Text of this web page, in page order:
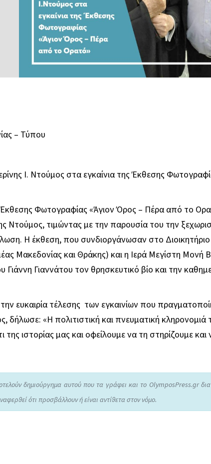
– Τύπου
Ι. Ντούμος στα εγκαίνια της Έκθεσης
Έκθεσης Φωτογραφίας «Άγιον Όρος – Πέρα από το
Ντούμος, τιμώντας με την παρουσία του την
Η έκθεση, που συνδιοργάνωσαν στο
Μακεδονίας και Θράκης) και η Ιερά Μεγίστη
Γιαννάτου τον θρησκευτικό βίο και την
ευκαιρία τέλεσης των εγκαινίων που
δήλωσε: «Η πολιτιστική και πνευματική
της ιστορίας μας και οφείλουμε να τη στηρίζουμε
δημιούργημα αυτού που τα γράφει και το OlymposPress.gr
ότι προσβάλλουν ή είναι αντίθετα στον νόμο.